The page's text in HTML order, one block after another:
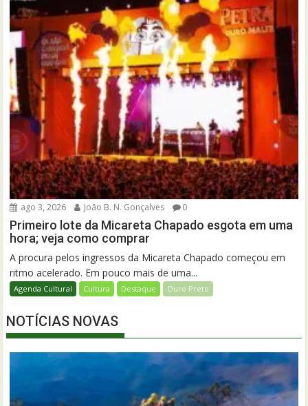
ago 3, 2026 João B. N. Gonçalves 0
Primeiro lote da Micareta Chapado esgota em uma
hora; veja como comprar
A procura pelos ingressos da Micareta Chapado começou em
ritmo acelerado. Em pouco mais de uma...
Agenda Cultural Cultura Destaque Ouro Preto
NOTÍCIAS NOVAS